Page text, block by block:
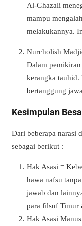
Al-Ghazali
mampu
melakukannya.
Nurcholish
Dalam pemikiran
kerangka tauhid.
bertanggung
Kesimpulan
Dari beberapa narasi
sebagai berikut :
Hak Asasi =
hawa nafsu
jawab dan
para filsuf Timur
Hak Asasi